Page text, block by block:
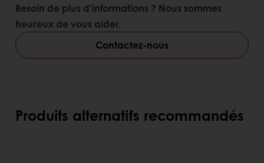
Besoin de plus d'informations ? Nous sommes
heureux de vous aider.
Contactez-nous
Produits alternatifs recommandés